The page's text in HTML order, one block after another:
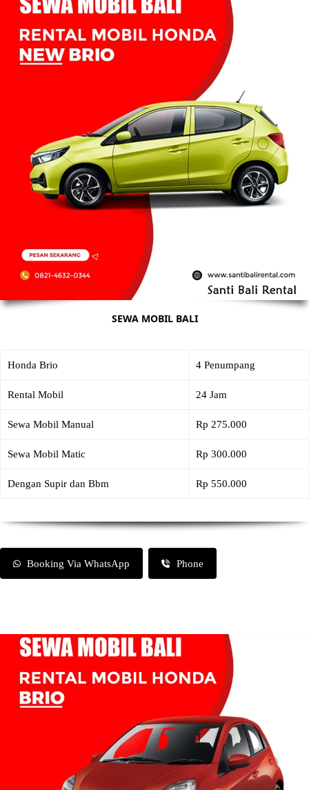
SEWA MOBIL BALI
Honda Brio 4 Penumpang
Rental Mobil 24 Jam
Sewa Mobil Manual Rp 275.000
Sewa Mobil Matic Rp 300.000
Dengan Supir dan Bbm Rp 550.000
Booking Via WhatsApp Phone